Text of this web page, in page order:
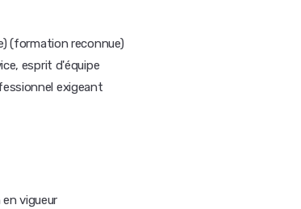
(formation reconnue)
esprit d'équipe
exigeant
vigueur